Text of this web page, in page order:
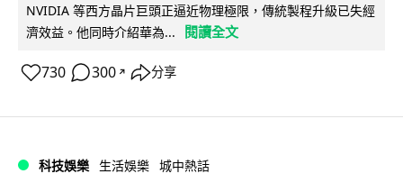
NVIDIA 等西方晶片巨頭正逼近物理極限，傳統製程升級已失經
濟效益。他同時介紹華為...
閱讀全文
730 300 ↗ 分享
科技娛樂 生活娛樂 城中熱話